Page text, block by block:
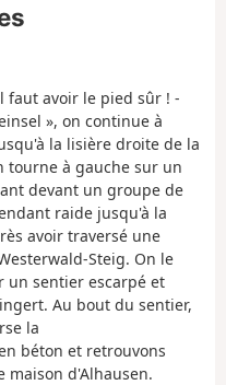
faut avoir le pied sûr ! -
», on continue à
la lisière droite de la
tourne à gauche sur un
devant un groupe de
raide jusqu'à la
avoir traversé une
Steig. On le
un sentier escarpé et
Au bout du sentier,
la
béton et retrouvons
d'Alhausen.